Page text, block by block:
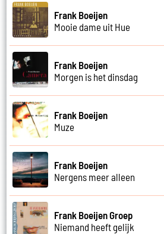
Frank Boeijen
Mooie dame uit Hue
Frank Boeijen
Morgen is het dinsdag
Frank Boeijen
Muze
Frank Boeijen
Nergens meer alleen
Frank Boeijen Groep
Niemand heeft gelijk